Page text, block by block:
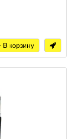
В корзину